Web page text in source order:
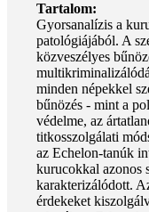
Tartalom:
Gyorsanalízis a
patológiájából. A
közveszélyes
minden népekkel
bűnözés - mint a
védelme, az
titkosszolgálati
az Echelon-tanúk
kurucokkal azonos
karakterizálódott.
érdekeket